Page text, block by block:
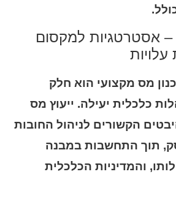
– אסטרטגיות למקסום
עלויות
מס מקצועי הוא חלק
כלכלית יעילה. ייעוץ מס
הקשורים לניהול החובות
תוך התחשבות במבנה
והמדיניות הכלכלית